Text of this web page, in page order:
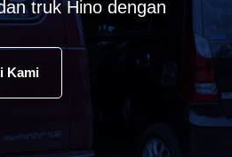
truk Hino dengan
Kami